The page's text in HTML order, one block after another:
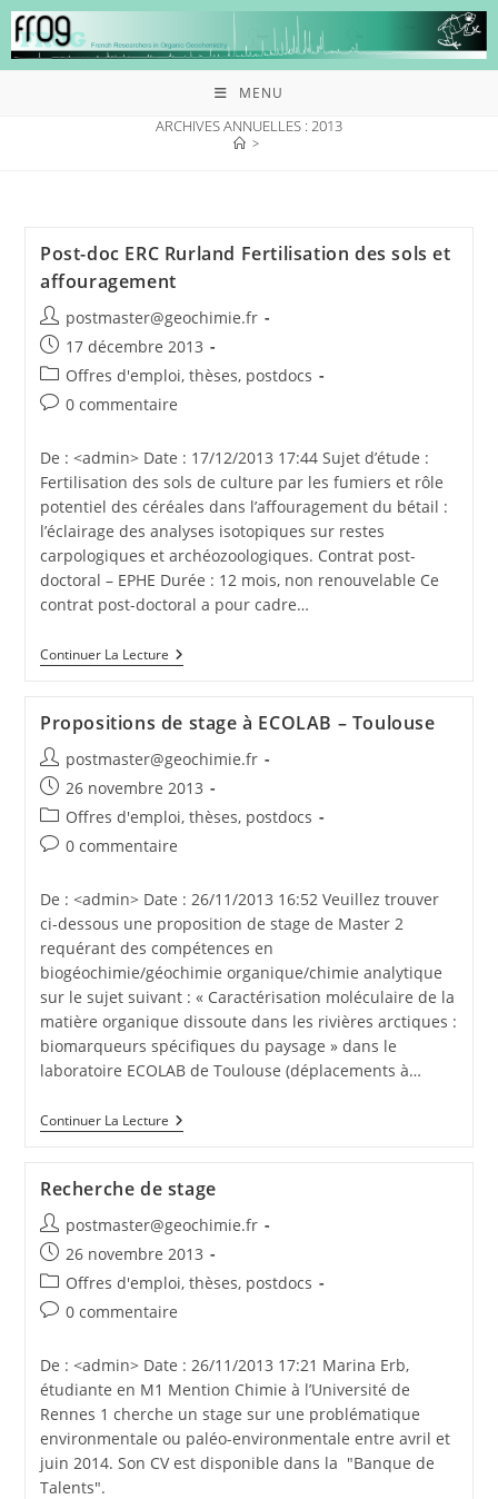
MENU
ARCHIVES ANNUELLES : 2013
>
Post-doc ERC Rurland Fertilisation des sols et
affouragement
postmaster@geochimie.fr
17 décembre 2013
Offres d'emploi, thèses, postdocs
0 commentaire
De : <admin> Date : 17/12/2013 17:44 Sujet d’étude :
Fertilisation des sols de culture par les fumiers et rôle
potentiel des céréales dans l’affouragement du bétail :
l’éclairage des analyses isotopiques sur restes
carpologiques et archéozoologiques. Contrat post-
doctoral – EPHE Durée : 12 mois, non renouvelable Ce
contrat post-doctoral a pour cadre…
Continuer La Lecture
Propositions de stage à ECOLAB – Toulouse
postmaster@geochimie.fr
26 novembre 2013
Offres d'emploi, thèses, postdocs
0 commentaire
De : <admin> Date : 26/11/2013 16:52 Veuillez trouver
ci-dessous une proposition de stage de Master 2
requérant des compétences en
biogéochimie/géochimie organique/chimie analytique
sur le sujet suivant : « Caractérisation moléculaire de la
matière organique dissoute dans les rivières arctiques :
biomarqueurs spécifiques du paysage » dans le
laboratoire ECOLAB de Toulouse (déplacements à…
Continuer La Lecture
Recherche de stage
postmaster@geochimie.fr
26 novembre 2013
Offres d'emploi, thèses, postdocs
0 commentaire
De : <admin> Date : 26/11/2013 17:21 Marina Erb,
étudiante en M1 Mention Chimie à l’Université de
Rennes 1 cherche un stage sur une problématique
environmentale ou paléo-environmentale entre avril et
juin 2014. Son CV est disponible dans la "Banque de
Talents".